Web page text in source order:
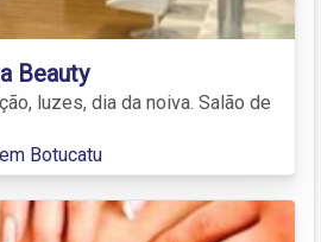
Beauty
luzes, dia da noiva. Salão de
Botucatu